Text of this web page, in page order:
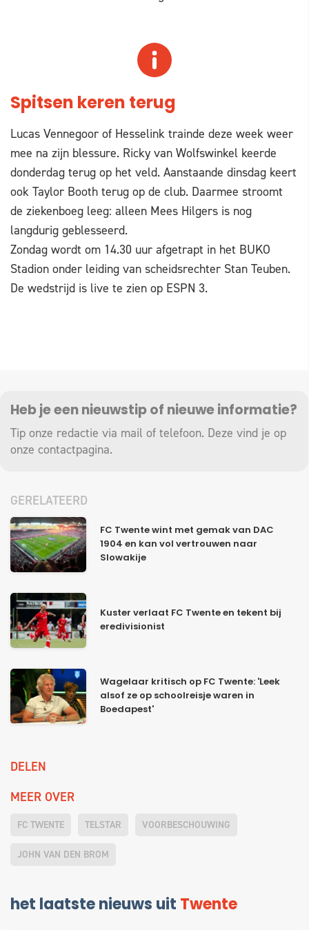
Spitsen keren terug
Lucas Vennegoor of Hesselink trainde deze week weer
mee na zijn blessure. Ricky van Wolfswinkel keerde
donderdag terug op het veld. Aanstaande dinsdag keert
ook Taylor Booth terug op de club. Daarmee stroomt
de ziekenboeg leeg: alleen Mees Hilgers is nog
langdurig geblesseerd.
Zondag wordt om 14.30 uur afgetrapt in het BUKO
Stadion onder leiding van scheidsrechter Stan Teuben.
De wedstrijd is live te zien op ESPN 3.
Heb je een nieuwstip of nieuwe informatie?
Tip onze redactie via mail of telefoon. Deze vind je op
onze contactpagina.
GERELATEERD
FC Twente wint met gemak van DAC
1904 en kan vol vertrouwen naar
Slowakije
Kuster verlaat FC Twente en tekent bij
eredivisionist
Wagelaar kritisch op FC Twente: 'Leek
alsof ze op schoolreisje waren in
Boedapest'
DELEN
MEER OVER
FC TWENTE TELSTAR VOORBESCHOUWING
JOHN VAN DEN BROM
het laatste nieuws uit Twente